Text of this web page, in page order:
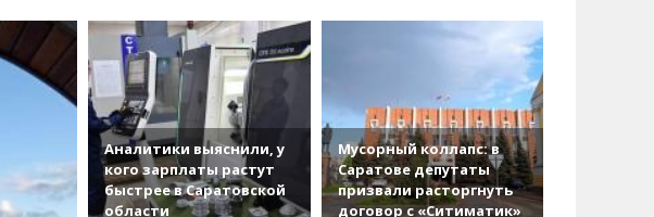
Аналитики выяснили, у
кого зарплаты растут
быстрее в Саратовской
области
Мусорный коллапс: в
Саратове депутаты
призвали расторгнуть
договор с «Ситиматик»